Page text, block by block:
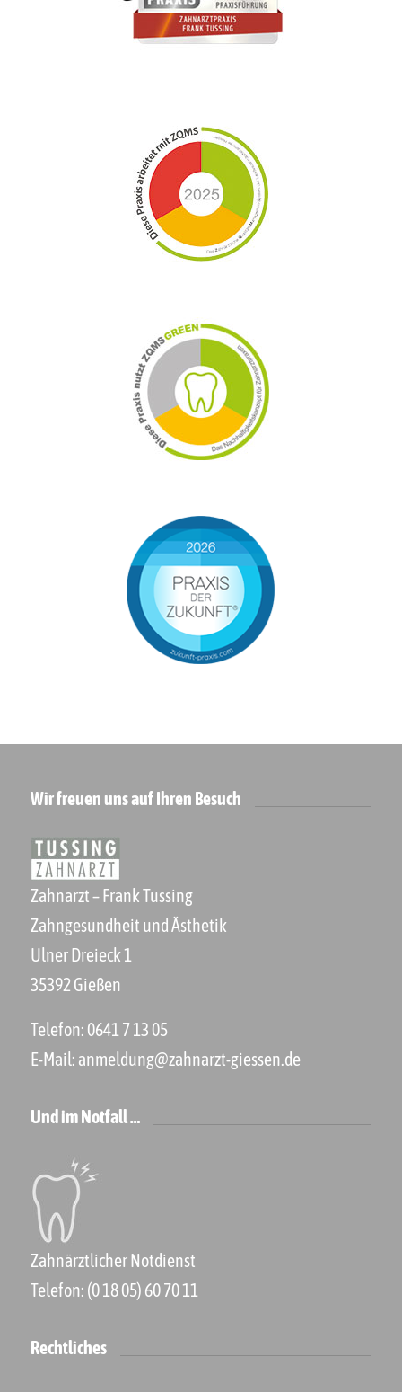
Wir freuen uns auf Ihren Besuch
Zahnarzt – Frank Tussing
Zahngesundheit und Ästhetik
Ulner Dreieck 1
35392 Gießen
Telefon: 0641 7 13 05
E-Mail: anmeldung@zahnarzt-giessen.de
Und im Notfall …
Zahnärztlicher Notdienst
Telefon: (0 18 05) 60 70 11
Rechtliches